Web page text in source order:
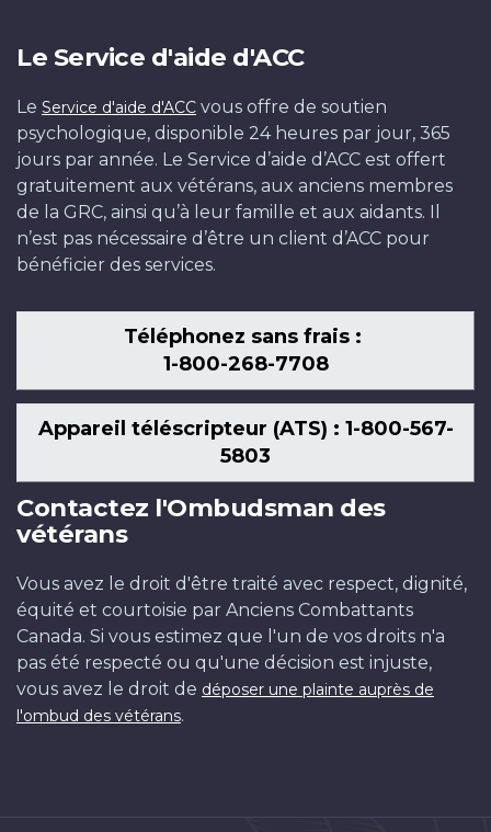
Le Service d'aide d'ACC
Le Service d'aide d'ACC vous offre de soutien
psychologique, disponible 24 heures par jour, 365
jours par année. Le Service d’aide d’ACC est offert
gratuitement aux vétérans, aux anciens membres
de la GRC, ainsi qu’à leur famille et aux aidants. Il
n’est pas nécessaire d’être un client d’ACC pour
bénéficier des services.
Téléphonez sans frais :
1-800-268-7708
Appareil téléscripteur (ATS) : 1-800-567-
5803
Contactez l'Ombudsman des
vétérans
Vous avez le droit d'être traité avec respect, dignité,
équité et courtoisie par Anciens Combattants
Canada. Si vous estimez que l'un de vos droits n'a
pas été respecté ou qu'une décision est injuste,
vous avez le droit de déposer une plainte auprès de
l'ombud des vétérans.